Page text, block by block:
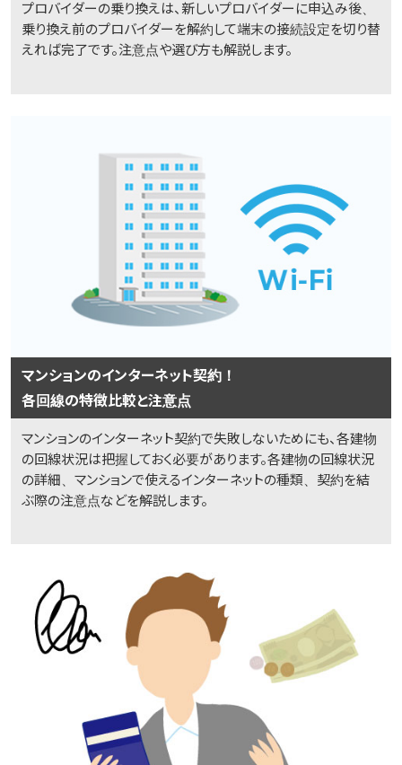
プロバイダーの乗り換えは、新しいプロバイダーに申込み後、
乗り換え前のプロバイダーを解約して端末の接続設定を切り替
えれば完了です。注意点や選び方も解説します。
マンションのインターネット契約！
各回線の特徴比較と注意点
マンションのインターネット契約で失敗しないためにも、各建物
の回線状況は把握しておく必要があります。各建物の回線状況
の詳細、マンションで使えるインターネットの種類、契約を結
ぶ際の注意点などを解説します。